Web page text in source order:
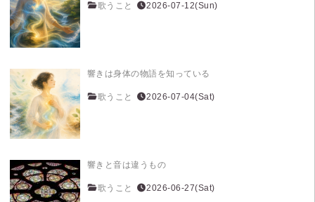
歌うこと 2026-07-12(Sun)
響きは身体の物語を知っている
歌うこと 2026-07-04(Sat)
響きと音は違うもの
歌うこと 2026-06-27(Sat)